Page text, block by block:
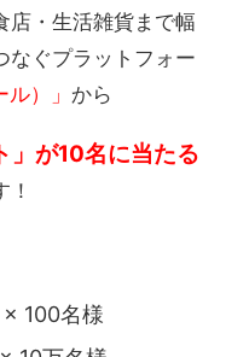
店・生活雑貨まで幅
なぐプラットフォー
）」 から
」が10名に当たる
100名様